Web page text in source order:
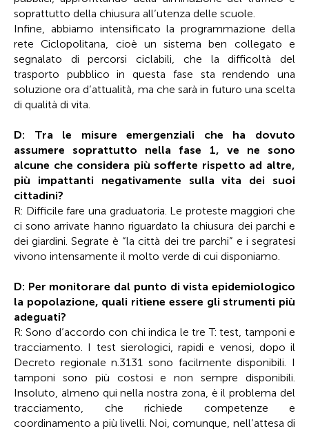
soprattutto della chiusura all’utenza delle scuole.
Infine, abbiamo intensificato la programmazione della
rete Ciclopolitana, cioè un sistema ben collegato e
segnalato di percorsi ciclabili, che la difficoltà del
trasporto pubblico in questa fase sta rendendo una
soluzione ora d’attualità, ma che sarà in futuro una scelta
di qualità di vita.
D: Tra le misure emergenziali che ha dovuto
assumere soprattutto nella fase 1, ve ne sono
alcune che considera più sofferte rispetto ad altre,
più impattanti negativamente sulla vita dei suoi
cittadini?
R: Difficile fare una graduatoria. Le proteste maggiori che
ci sono arrivate hanno riguardato la chiusura dei parchi e
dei giardini. Segrate è “la città dei tre parchi” e i segratesi
vivono intensamente il molto verde di cui disponiamo.
D: Per monitorare dal punto di vista epidemiologico
la popolazione, quali ritiene essere gli strumenti più
adeguati?
R: Sono d’accordo con chi indica le tre T: test, tamponi e
tracciamento. I test sierologici, rapidi e venosi, dopo il
Decreto regionale n.3131 sono facilmente disponibili. I
tamponi sono più costosi e non sempre disponibili.
Insoluto, almeno qui nella nostra zona, è il problema del
tracciamento, che richiede competenze e
coordinamento a più livelli. Noi, comunque, nell’attesa di